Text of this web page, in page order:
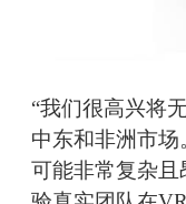
“我们很高兴将
中东和非洲市
可能非常复杂